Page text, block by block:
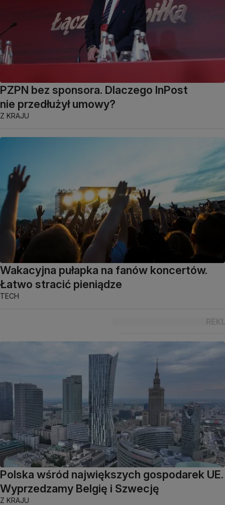
PZPN bez sponsora. Dlaczego InPost
nie przedłużył umowy?
Z KRAJU
Wakacyjna pułapka na fanów koncertów.
Łatwo stracić pieniądze
TECH
Polska wśród największych gospodarek UE.
Wyprzedzamy Belgię i Szwecję
Z KRAJU